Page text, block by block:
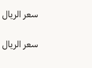
سعر الريال
سعر الريال